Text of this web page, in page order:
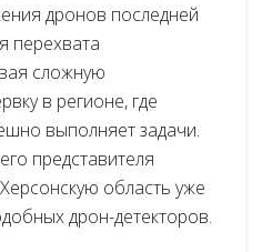
дронов последней
перехвата
сложную
в регионе, где
выполняет задачи.
представителя
область уже
дрон-детекторов.